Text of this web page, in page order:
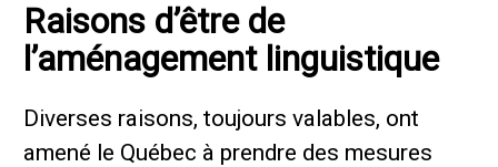
Raisons d’être de
l’aménagement linguistique
Diverses raisons, toujours valables, ont
amené le Québec à prendre des mesures